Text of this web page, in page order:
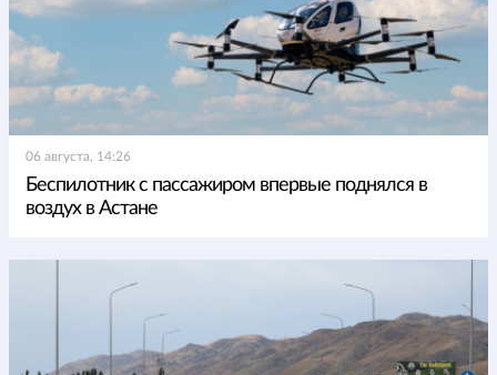
06 августа, 14:26
Беспилотник с пассажиром впервые поднялся в
воздух в Астане